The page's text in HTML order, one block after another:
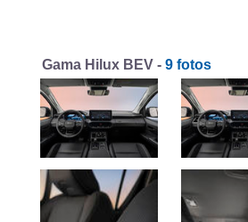
Gama Hilux BEV - 9 fotos